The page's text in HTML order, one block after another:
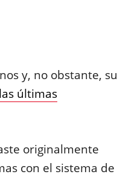
y, no obstante, su
últimas
originalmente
con el sistema de